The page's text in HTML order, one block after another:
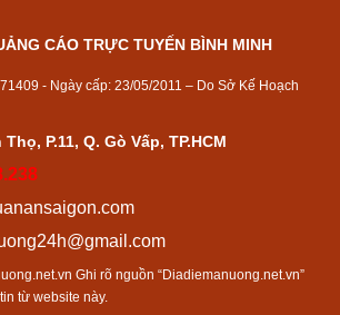
CÁO TRỰC TUYẾN BÌNH MINH
- Ngày cấp: 23/05/2011 – Do Sở Kế Hoạch
P.11, Q. Gò Vấp, TP.HCM
Ghi rõ nguồn “Diadiemanuong.net.vn”
từ website này.